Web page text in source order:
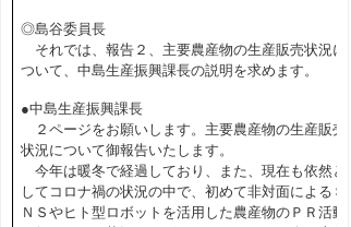
◎島谷委員長
それでは、報告２、主要農産物の生産販売状況に
ついて、中島生産振興課長の説明を求めます。
●中島生産振興課長
２ページをお願いします。主要農産物の生産販売
状況について御報告いたします。
今年は暖冬で経過しており、また、現在も依然と
してコロナ禍の状況の中で、初めて非対面によるＳ
ＮＳやヒト型ロボットを活用した農産物のＰＲ活動